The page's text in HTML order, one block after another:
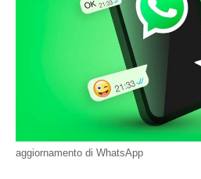
aggiornamento di WhatsApp